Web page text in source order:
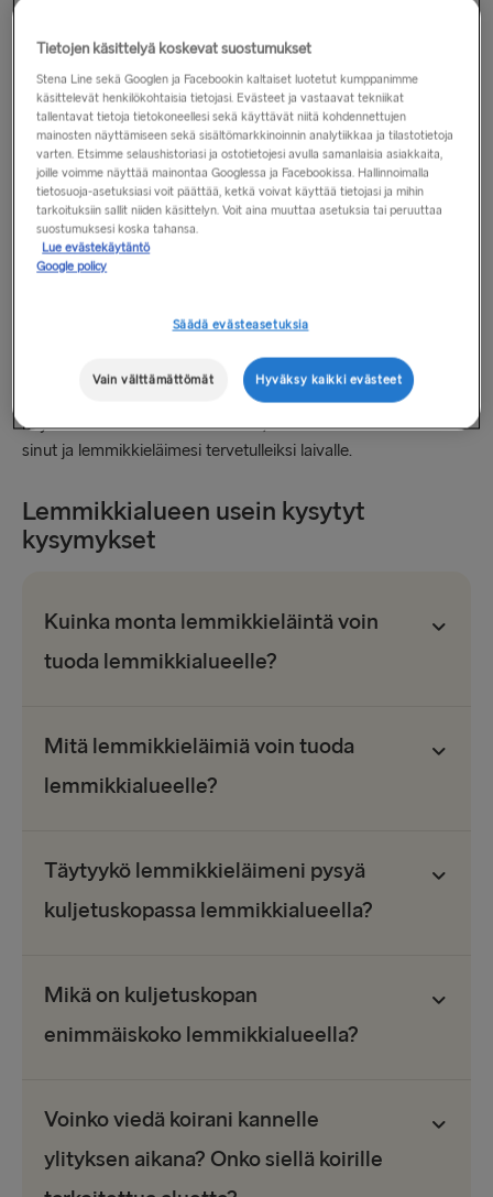
kuljetuskopalle (enimmäismitat: pituus 91 cm x korkeus
62 cm x leveys 56 cm). Matkustajat ja lemmikkieläimet
voivat rentoutua mukavassa ympäristössä ja nauttia
matkustamisesta yhdessä!Lemmikkieläinten on pysyttävä
kuljetuskopassaan ylityksen ajan kaikkien turvallisuuden ja
hyvinvoinnin vuoksi.
Älä unohda varata lemmikkieläimen matkaa etukäteen!
Kaikkien matkustajien, jotka haluavat matkustaa
ennakkovaraus ennen matkaa.
Lue lisää lemmikkialueen varaamisesta jalemmikkieläinten
kanssa matkustamista Irlanninmerelläkoskevista
käytännöistä. Odotamme innolla, että saamme toivottaa
sinut ja lemmikkieläimesi tervetulleiksi laivalle.
Lemmikkialueen usein kysytyt
kysymykset
Kuinka monta lemmikkieläintä voin
tuoda lemmikkialueelle?
Mitä lemmikkieläimiä voin tuoda
lemmikkialueelle?
Täytyykö lemmikkieläimeni pysyä
kuljetuskopassa lemmikkialueella?
Mikä on kuljetuskopan
enimmäiskoko lemmikkialueella?
Voinko viedä koirani kannelle
ylityksen aikana? Onko siellä koirille
Tietojen käsittelyä koskevat suostumukset
Stena Line sekä Googlen ja Facebookin kaltaiset luotetut kumppanimme
käsittelevät henkilökohtaisia tietojasi. Evästeet ja vastaavat tekniikat
tallentavat tietoja tietokoneellesi sekä käyttävät niitä kohdennettujen
mainosten näyttämiseen sekä sisältömarkkinoinnin analytiikkaa ja tilastotietoja
varten. Etsimme selaushistoriasi ja ostotietojesi avulla samanlaisia asiakkaita,
joille voimme näyttää mainontaa Googlessa ja Facebookissa. Hallinnoimalla
tietosuoja-asetuksiasi voit päättää, ketkä voivat käyttää tietojasi ja mihin
tarkoituksiin sallit niiden käsittelyn. Voit aina muuttaa asetuksia tai peruuttaa
suostumuksesi koska tahansa.
Lue evästekäytäntö
Google policy
Säädä evästeasetuksia
Vain välttämättömät Hyväksy kaikki evästeet